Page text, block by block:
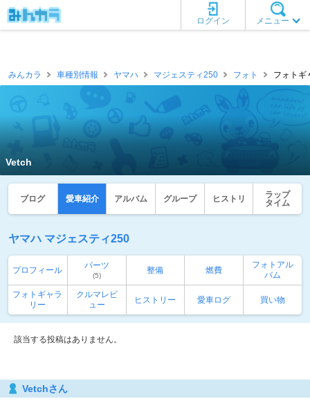
メニュー
ログイン
みんカラ 車種別情報 ヤマハ マジェスティ250 フォト フォトギ
Vetch
ブログ 愛車紹介 アルバム グループ ヒストリ
ラップ
タイム
ヤマハ マジェスティ250
プロフィール パーツ
(5)
整備 燃費
フォトアル
バム
フォトギャラ
リー
クルマレビ
ュー
ヒストリー 愛車ログ 買い物
該当する投稿はありません。
Vetchさん